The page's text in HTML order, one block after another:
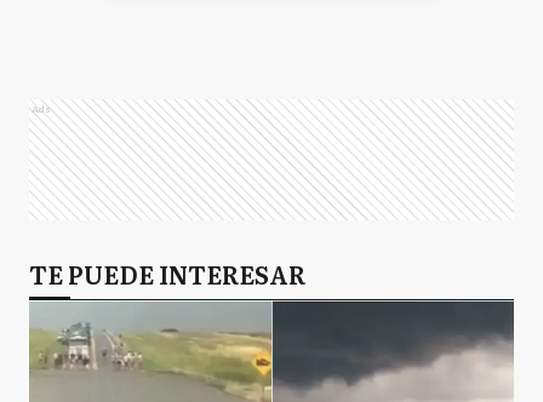
Ads
TE PUEDE INTERESAR